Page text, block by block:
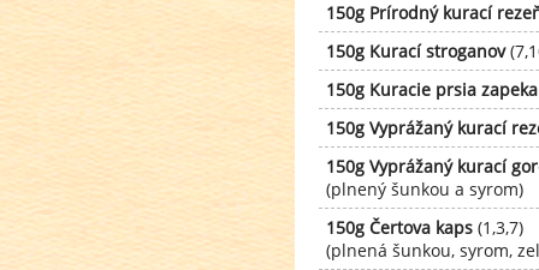
150g Prírodný kurací
150g Kurací stroganov
150g Kuracie prsia
150g Vyprážaný kurací
150g Vyprážaný kurací
(plnený šunkou a syrom)
150g Čertova kaps (1,3,7)
(plnená šunkou, syrom,